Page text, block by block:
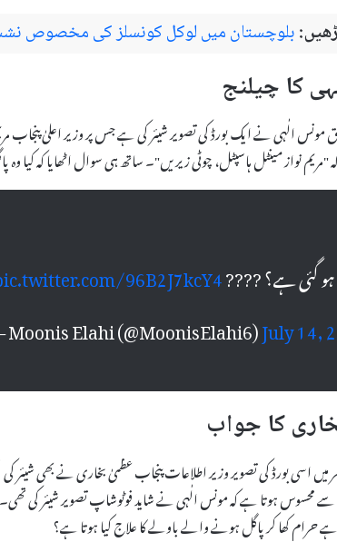
بلوچستان میں لوکل کونسلز کی مخصوص
کا چیلنج
الٰہی نے ایک بورڈ کی تصویر شیئر کی ہے جس پر وزیر اعلیٰ پنجاب
"مریم نواز مینٹل ہاسپٹل، چوٹی زیریں"۔ ساتھ ہی سوال اٹھایا کہ کیا وہ
گئی ہے؟ ????96B2J7kcY4
Moonis Elahi (@MoonisElahi6)July 14,
کا جواب
میں اسی بورڈ کی تصویر وزیر اطلاعات پنجاب عظمیٰ بخاری نے بھی
محسوس ہوتا ہے کہ مونس الٰہی نے شاید فوٹوشاپ تصویر شیئر کی